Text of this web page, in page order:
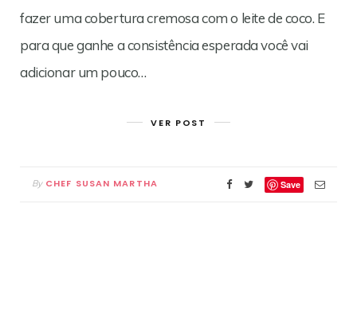
fazer uma cobertura cremosa com o leite de coco. E
para que ganhe a consistência esperada você vai
adicionar um pouco…
VER POST
By CHEF SUSAN MARTHA Save